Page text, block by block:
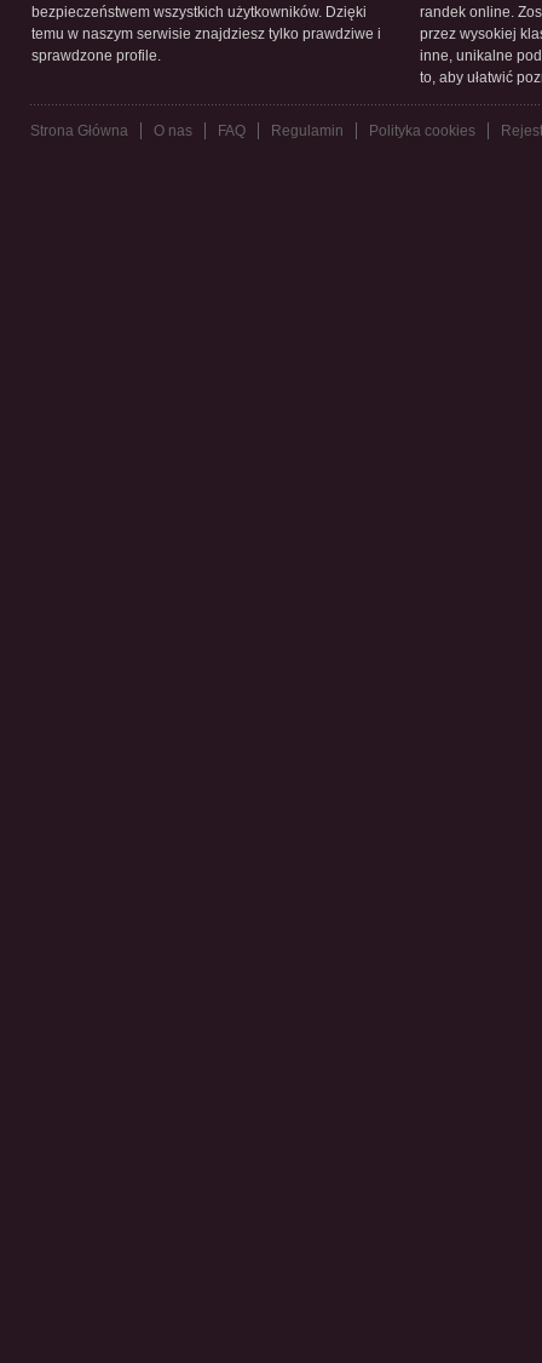
bezpieczeństwem wszystkich użytkowników. Dzięki
temu w naszym serwisie znajdziesz tylko prawdziwe i
sprawdzone profile.
randek online.
przez wysokiej
inne, unikalne
to, aby ułatwić
Strona Główna O nas FAQ Regulamin Polityka cookies